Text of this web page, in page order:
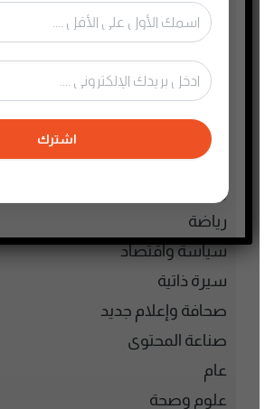
تاريخ فلسطين
تعليم وثقافة
تكنولوجيا وتقنية
جريمة وغموض واحتيال
حقوق وقانون
حلقات مميزة
ريادة الأعمال
رياضة
سياسة واقتصاد
سيرة ذاتية
صحافة وإعلام جديد
صناعة المحتوى
عام
علوم وصحة
اشترك